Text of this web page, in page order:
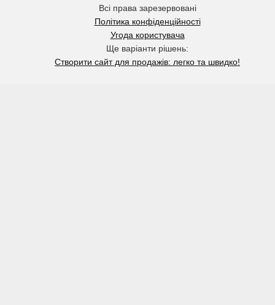
Всі права зарезервовані
Політика конфіденційності
Угода користувача
Ще варіанти рішень:
Створити сайт для продажів: легко та швидко!